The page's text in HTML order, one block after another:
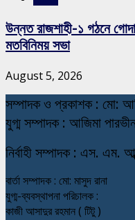
উন্নত রাজশাহী-১ গঠনে
মতবিনিময় সভা
August 5, 2026
সম্পাদক ও প্রকাশক : মো:
যুগ্ম সম্পাদক : আজিমা
নির্বাহী সম্পাদক : এস. এম.
বার্তা সম্পাদক : মো: মাসুদ রানা
যুগ্ম-ব্যবস্থাপনা পরিচালক :
কাজী আসাদুর রহমান ( টিটু )